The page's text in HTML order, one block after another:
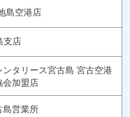
島空港店
支店
タリース宮古島 宮古空港
加盟店
島営業所